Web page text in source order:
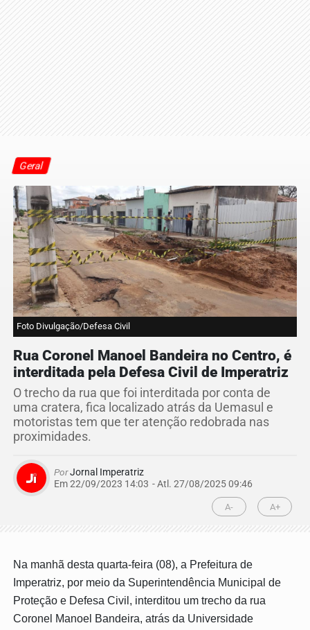
Geral
Foto Divulgação/Defesa Civil
Rua Coronel Manoel Bandeira no Centro, é
interditada pela Defesa Civil de Imperatriz
O trecho da rua que foi interditada por conta de
uma cratera, fica localizado atrás da Uemasul e
motoristas tem que ter atenção redobrada nas
proximidades.
PorJornal Imperatriz
Em 22/09/2023 14:03 - Atl. 27/08/2025 09:46
A- A+
Na manhã desta quarta-feira (08), a Prefeitura de
Imperatriz, por meio da Superintendência Municipal de
Proteção e Defesa Civil, interditou um trecho da rua
Coronel Manoel Bandeira, atrás da Universidade